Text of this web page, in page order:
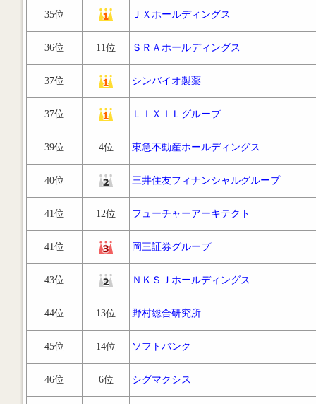
35位 ＪＸホールディングス
36位 11位 ＳＲＡホールディングス
37位 シンバイオ製薬
37位 ＬＩＸＩＬグループ
39位 4位 東急不動産ホールディングス
40位 三井住友フィナンシャルグループ
41位 12位 フューチャーアーキテクト
41位 岡三証券グループ
43位 ＮＫＳＪホールディングス
44位 13位 野村総合研究所
45位 14位 ソフトバンク
46位 6位 シグマクシス